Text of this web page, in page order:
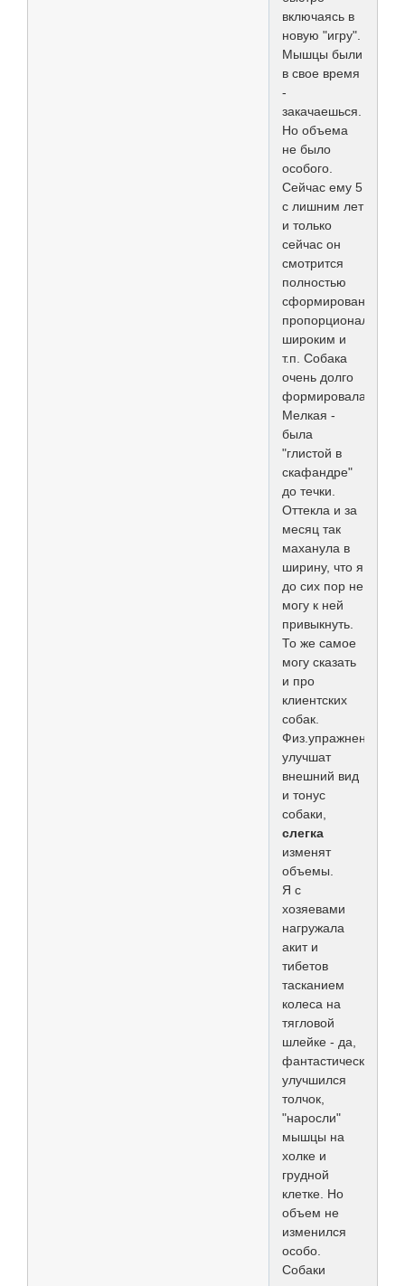
включаясь в
новую "игру".
Мышцы были
в свое время
-
закачаешься.
Но объема
не было
особого.
Сейчас ему 5
с лишним лет
и только
сейчас он
смотрится
полностью
сформированным,
пропорциональным,
широким и
т.п. Собака
очень долго
формировалась.
Мелкая -
была
"глистой в
скафандре"
до течки.
Оттекла и за
месяц так
маханула в
ширину, что я
до сих пор не
могу к ней
привыкнуть.
То же самое
могу сказать
и про
клиентских
собак.
Физ.упражнения
улучшат
внешний вид
и тонус
собаки,
слегка
изменят
объемы.
Я с
хозяевами
нагружала
акит и
тибетов
тасканием
колеса на
тягловой
шлейке - да,
фантастически
улучшился
толчок,
"наросли"
мышцы на
холке и
грудной
клетке. Но
объем не
изменился
особо.
Собаки